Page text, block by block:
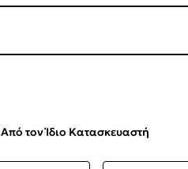
Από τον Ίδιο Κατασκευαστή